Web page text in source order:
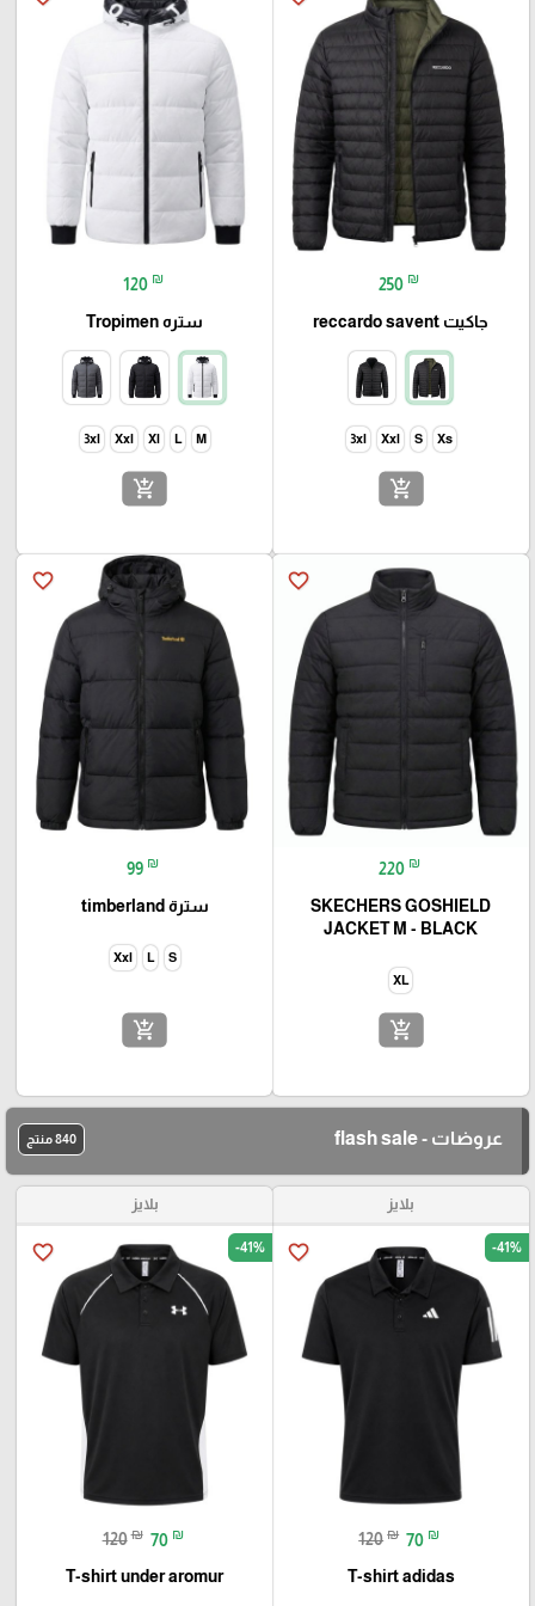
250 ₪
جاكيت reccardo savent
Xs
S
Xxl
3xl
add_shopping_cart
120 ₪
ستره Tropimen
M
L
Xl
Xxl
3xl
add_shopping_cart
favorite_border
220 ₪
SKECHERS GOSHIELD
JACKET M - BLACK
XL
add_shopping_cart
favorite_border
99 ₪
سترة timberland
S
L
Xxl
add_shopping_cart
عروضات - flash sale 840 منتج
بلايز
favorite_border -41%
120 ₪ 70 ₪
T-shirt adidas
بلايز
favorite_border -41%
120 ₪ 70 ₪
T-shirt under aromur